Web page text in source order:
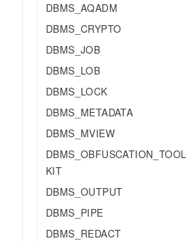
DBMS_AQADM
DBMS_CRYPTO
DBMS_JOB
DBMS_LOB
DBMS_LOCK
DBMS_METADATA
DBMS_MVIEW
DBMS_OBFUSCATION_TOOL
KIT
DBMS_OUTPUT
DBMS_PIPE
DBMS_REDACT